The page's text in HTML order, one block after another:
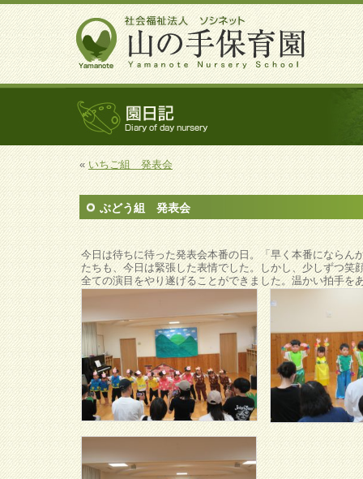
«いちご組 発表会
ぶどう組 発表会
今日は待ちに待った発表会本番の日。「早く本番にならん
たちも、今日は緊張した表情でした。しかし、少しずつ笑
全ての演目をやり遂げることができました。温かい拍手を